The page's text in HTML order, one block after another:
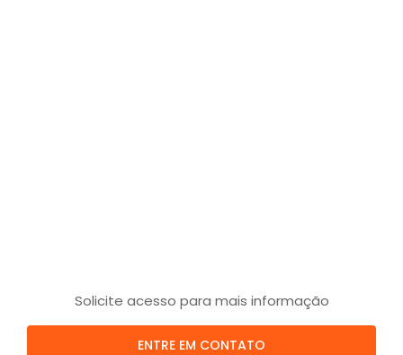
Solicite acesso para mais informação
ENTRE EM CONTATO